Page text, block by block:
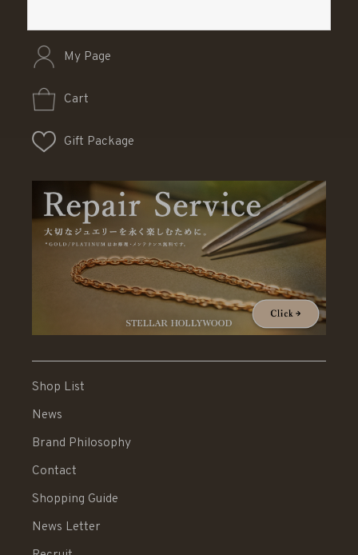
My Page
Cart
Gift Package
Shop List
News
Brand Philosophy
Contact
Shopping Guide
News Letter